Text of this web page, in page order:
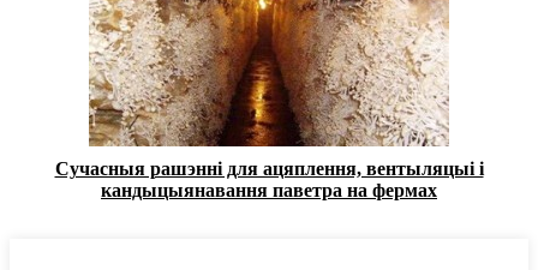
Сучасныя рашэнні для ацяплення, вентыляцыі і
кандыцыянавання паветра на фермах